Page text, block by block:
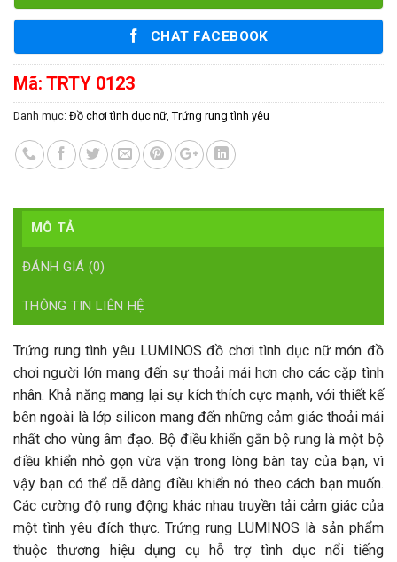
CHAT FACEBOOK
Mã: TRTY 0123
Danh mục: Đồ chơi tình dục nữ Trứng rung tình yêu
MÔ TẢ
ĐÁNH GIÁ (0)
THÔNG TIN LIÊN HỆ
Trứng rung tình yêu LUMINOS đồ chơi tình dục nữ món đồ
chơi người lớn mang đến sự thoải mái hơn cho các cặp tình
nhân. Khả năng mang lại sự kích thích cực mạnh, với thiết kế
bên ngoài là lớp silicon mang đến những cảm giác thoải mái
nhất cho vùng âm đạo. Bộ điều khiển gắn bộ rung là một bộ
điều khiển nhỏ gọn vừa vặn trong lòng bàn tay của bạn, vì
vậy bạn có thể dễ dàng điều khiển nó theo cách bạn muốn.
Các cường độ rung động khác nhau truyền tải cảm giác của
một tình yêu đích thực. Trứng rung LUMINOS là sản phẩm
thuộc thương hiệu dụng cụ hỗ trợ tình dục nổi tiếng